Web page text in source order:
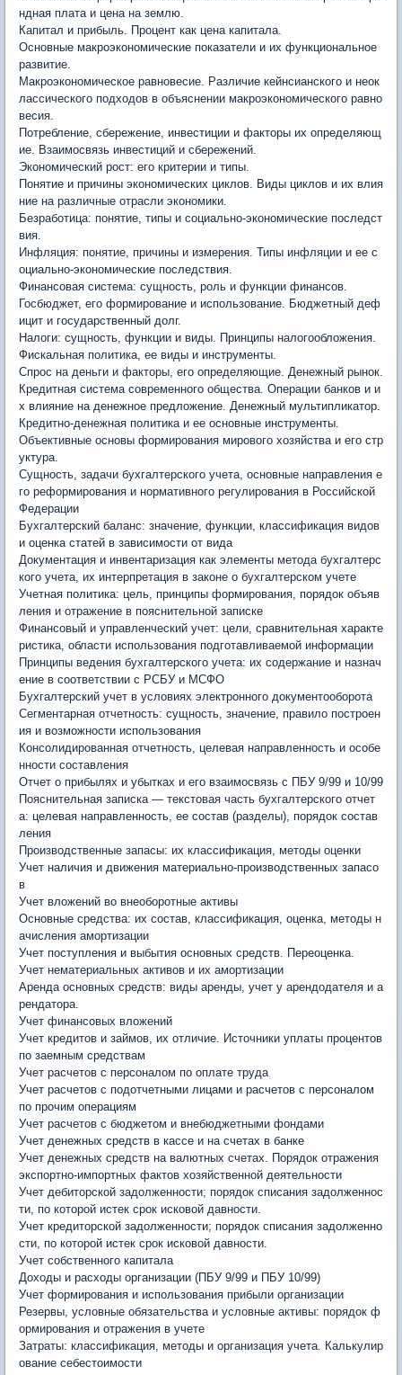
ндная плата и цена на землю.
Капитал и прибыль. Процент как цена капитала.
Основные макроэкономические показатели и их функциональное
развитие.
Макроэкономическое равновесие. Различие кейнсианского и неок
лассического подходов в объяснении макроэкономического равно
весия.
Потребление, сбережение, инвестиции и факторы их определяющ
ие. Взаимосвязь инвестиций и сбережений.
Экономический рост: его критерии и типы.
Понятие и причины экономических циклов. Виды циклов и их влия
ние на различные отрасли экономики.
Безработица: понятие, типы и социально-экономические последст
вия.
Инфляция: понятие, причины и измерения. Типы инфляции и ее с
оциально-экономические последствия.
Финансовая система: сущность, роль и функции финансов.
Госбюджет, его формирование и использование. Бюджетный деф
ицит и государственный долг.
Налоги: сущность, функции и виды. Принципы налогообложения.
Фискальная политика, ее виды и инструменты.
Спрос на деньги и факторы, его определяющие. Денежный рынок.
Кредитная система современного общества. Операции банков и и
х влияние на денежное предложение. Денежный мультипликатор.
Кредитно-денежная политика и ее основные инструменты.
Объективные основы формирования мирового хозяйства и его стр
уктура.
Сущность, задачи бухгалтерского учета, основные направления е
го реформирования и нормативного регулирования в Российской
Федерации
Бухгалтерский баланс: значение, функции, классификация видов
и оценка статей в зависимости от вида
Документация и инвентаризация как элементы метода бухгалтерс
кого учета, их интерпретация в законе о бухгалтерском учете
Учетная политика: цель, принципы формирования, порядок объяв
ления и отражение в пояснительной записке
Финансовый и управленческий учет: цели, сравнительная характе
ристика, области использования подготавливаемой информации
Принципы ведения бухгалтерского учета: их содержание и назнач
ение в соответствии с РСБУ и МСФО
Бухгалтерский учет в условиях электронного документооборота
Сегментарная отчетность: сущность, значение, правило построен
ия и возможности использования
Консолидированная отчетность, целевая направленность и особе
нности составления
Отчет о прибылях и убытках и его взаимосвязь с ПБУ 9/99 и 10/99
Пояснительная записка — текстовая часть бухгалтерского отчет
а: целевая направленность, ее состав (разделы), порядок состав
ления
Производственные запасы: их классификация, методы оценки
Учет наличия и движения материально-производственных запасо
в
Учет вложений во внеоборотные активы
Основные средства: их состав, классификация, оценка, методы н
ачисления амортизации
Учет поступления и выбытия основных средств. Переоценка.
Учет нематериальных активов и их амортизации
Аренда основных средств: виды аренды, учет у арендодателя и а
рендатора.
Учет финансовых вложений
Учет кредитов и займов, их отличие. Источники уплаты процентов
по заемным средствам
Учет расчетов с персоналом по оплате труда
Учет расчетов с подотчетными лицами и расчетов с персоналом
по прочим операциям
Учет расчетов с бюджетом и внебюджетными фондами
Учет денежных средств в кассе и на счетах в банке
Учет денежных средств на валютных счетах. Порядок отражения
экспортно-импортных фактов хозяйственной деятельности
Учет дебиторской задолженности; порядок списания задолженнос
ти, по которой истек срок исковой давности.
Учет кредиторской задолженности; порядок списания задолженно
сти, по которой истек срок исковой давности.
Учет собственного капитала
Доходы и расходы организации (ПБУ 9/99 и ПБУ 10/99)
Учет формирования и использования прибыли организации
Резервы, условные обязательства и условные активы: порядок ф
ормирования и отражения в учете
Затраты: классификация, методы и организация учета. Калькулир
ование себестоимости